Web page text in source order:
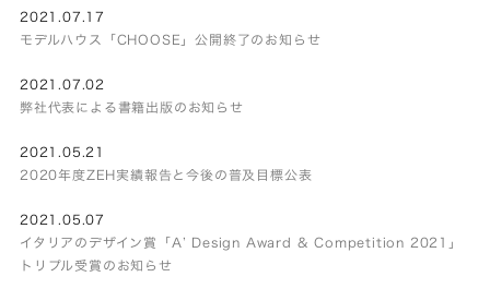
2021.07.17
モデルハウス「CHOOSE」公開終了のお知らせ
2021.07.02
弊社代表による書籍出版のお知らせ
2021.05.21
2020年度ZEH実績報告と今後の普及目標公表
2021.05.07
イタリアのデザイン賞「A’ Design Award & Competition 2021」
トリプル受賞のお知らせ